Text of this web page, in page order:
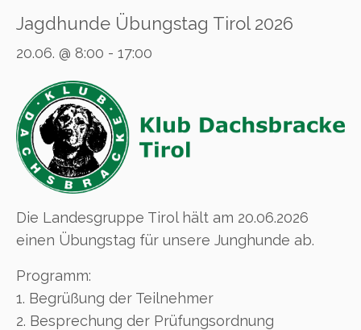
Jagdhunde Übungstag Tirol 2026
20.06. @ 8:00 - 17:00
Die Landesgruppe Tirol hält am 20.06.2026
einen Übungstag für unsere Junghunde ab.
Programm:
1. Begrüßung der Teilnehmer
2. Besprechung der Prüfungsordnung